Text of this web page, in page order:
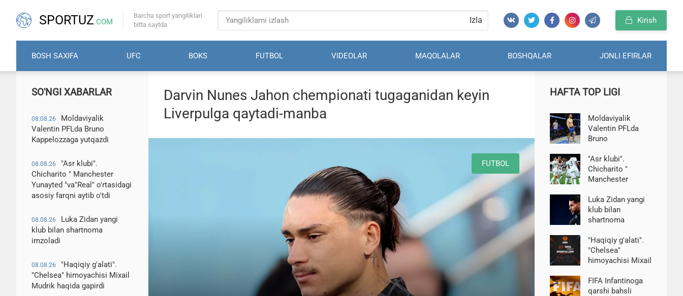
SPORTUZ.COM
Barcha sport yangiliklari
bitta saytda
Izla Kirish
BOSH SAXIFA UFC BOKS FUTBOL VIDEOLAR MAQOLALAR BOSHQALAR JONLI EFIRLAR
SO'NGI XABARLAR
08.08.26
Moldaviyalik
Valentin PFLda Bruno
Kappelozzaga yutqazdi
08.08.26
"Asr klubi".
Chicharito " Manchester
Yunayted "va"Real" o'rtasidagi
asosiy farqni aytib o'tdi
08.08.26
Luka Zidan yangi
klub bilan shartnoma
imzoladi
08.08.26
"Haqiqiy g'alati".
"Chelsea" himoyachisi Mixail
Mudrik haqida gapirdi
Darvin Nunes Jahon chempionati tugaganidan keyin
Liverpulga qaytadi-manba
FUTBOL
HAFTA TOP LIGI
Moldaviyalik
Valentin PFLda
Bruno
yutqazdi
"Asr klubi".
Chicharito "
Manchester
o'rtasidagi asosiy
farqni aytib o'tdi
Luka Zidan yangi
klub bilan
shartnoma
"Haqiqiy g'alati".
"Chelsea"
himoyachisi Mixail
gapirdi
FIFA Infantinoga
qarshi bahsli